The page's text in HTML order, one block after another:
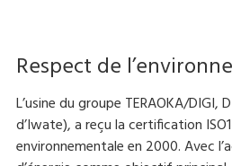
Respect de
L’usine du groupe TERAOKA/DIGI,
d’Iwate), a reçu la certification
environnementale en 2000. Avec